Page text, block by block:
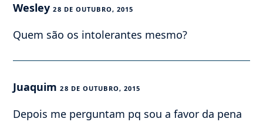
Wesley28 DE OUTUBRO, 2015
Quem são os intolerantes mesmo?
Juaquim28 DE OUTUBRO, 2015
Depois me perguntam pq sou a favor da pena